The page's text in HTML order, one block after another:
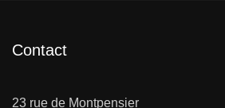
Contact
23 rue de Montpensier